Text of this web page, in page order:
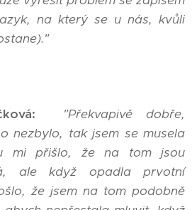
na který se u nás, kvůli
"Překvapivě dobře,
nezbylo, tak jsem se musela
mi přišlo, že na tom jsou
ale když opadla prvotní
že jsem na tom podobně